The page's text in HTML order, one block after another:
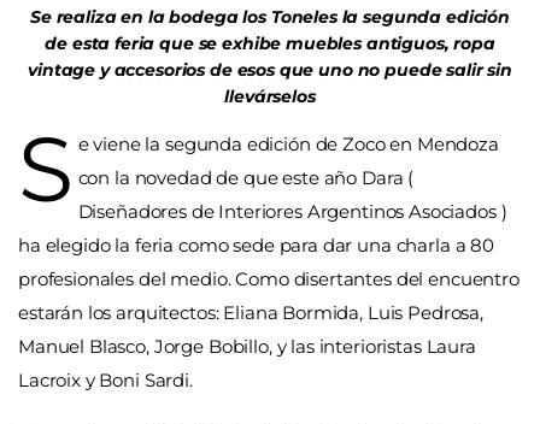
Se realiza en la bodega los Toneles la segunda edición
de esta feria que se exhibe muebles antiguos, ropa
vintage y accesorios de esos que uno no puede salir sin
llevárselos
S e viene la segunda edición de Zoco en Mendoza
con la novedad de que este año Dara (
Diseñadores de Interiores Argentinos Asociados )
ha elegido la feria como sede para dar una charla a 80
profesionales del medio. Como disertantes del encuentro
estarán los arquitectos: Eliana Bormida, Luis Pedrosa,
Manuel Blasco, Jorge Bobillo, y las interioristas Laura
Lacroix y Boni Sardi.